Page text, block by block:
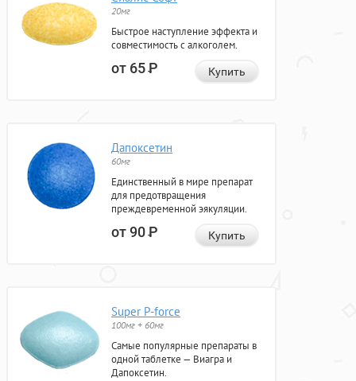
20мг
Быстрое наступление эффекта и
совместимость с алкоголем.
от 65Р Купить
Дапоксетин
60мг
Единственный в мире препарат
для предотвращения
преждевременной эякуляции.
от 90Р Купить
Super P-force
100мг + 60мг
Самые популярные препараты в
одной таблетке — Виагра и
Дапоксетин.